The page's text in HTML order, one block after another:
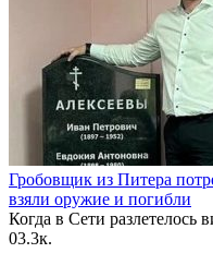
Гробовщик из Питера
взяли оружие и погибли
Когда в Сети разлетелось
03.3к.